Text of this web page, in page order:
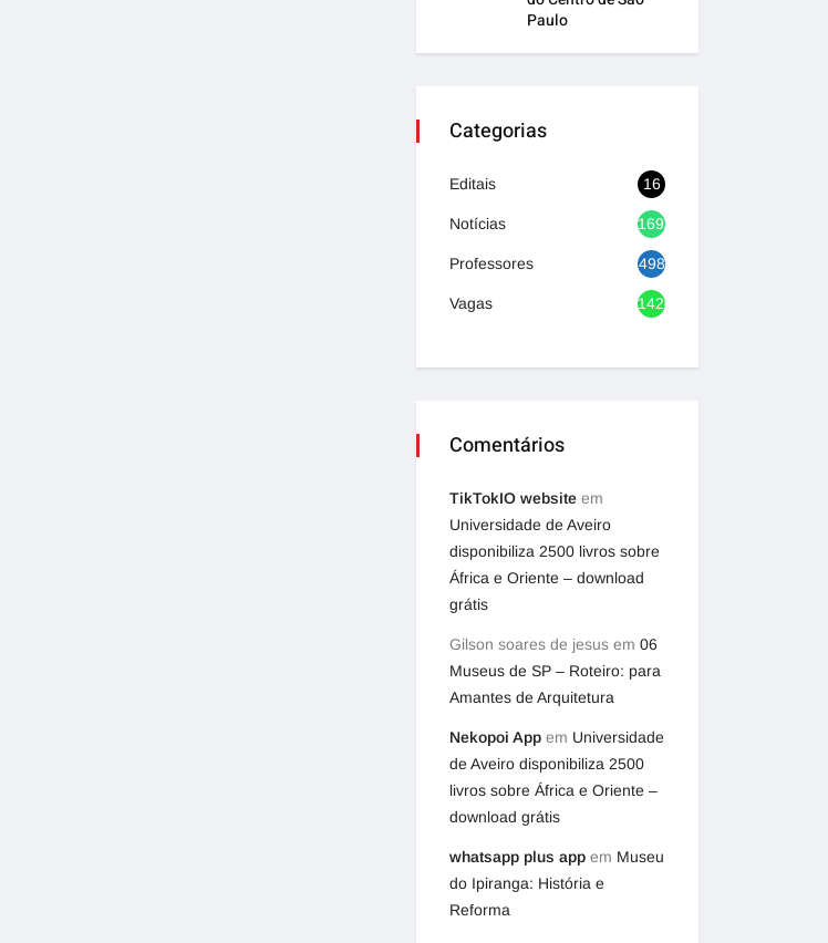
Paulo
Categorias
Editais 16
Notícias 1692
Professores 498
Vagas 1420
Comentários
TikTokIO website em
Universidade de Aveiro
disponibiliza 2500 livros sobre
África e Oriente – download
grátis
Gilson soares de jesus em 06
Museus de SP – Roteiro: para
Amantes de Arquitetura
Nekopoi App em Universidade
de Aveiro disponibiliza 2500
livros sobre África e Oriente –
download grátis
whatsapp plus app em Museu
do Ipiranga: História e
Reforma